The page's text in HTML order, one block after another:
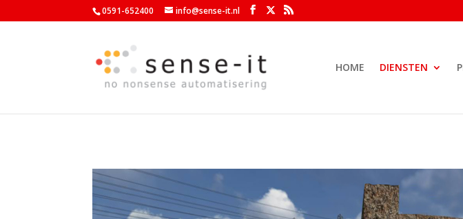
0591-652400 info@sense-it.nl
HOME DIENSTEN